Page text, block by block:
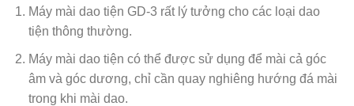
Máy mài dao tiện GD-3 rất lý tưởng cho các loại dao
tiện thông thường.
Máy mài dao tiện có thể được sử dụng để mài cả góc
âm và góc dương, chỉ cần quay nghiêng hướng đá mài
trong khi mài dao.